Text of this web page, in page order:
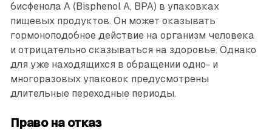
бисфенола А (Bisphenol A, BPA) в упаковках
пищевых продуктов. Он может оказывать
гормоноподобное действие на организм человека
и отрицательно сказываться на здоровье. Однако
для уже находящихся в обращении одно- и
многоразовых упаковок предусмотрены
длительные ­переходные периоды.
Право на отказ